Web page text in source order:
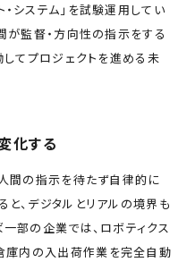
システム」を試験運用してい
が監督・方向性の指示をする
てプロジェクトを進める未
化する
間の指示を待たず自律的に
、デジタルとリアルの境界も
部の企業では、ロボティクス
庫内の入出荷作業を完全自動